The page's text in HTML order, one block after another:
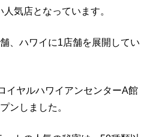
気店となっています。
、ハワイに1店舗を展開してい
イヤルハワイアンセンターA館
ンしました。